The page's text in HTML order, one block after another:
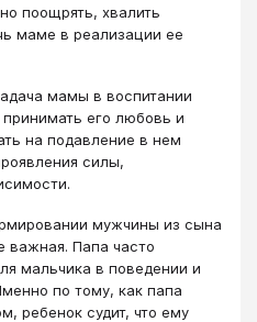
поощрять, хвалить
маме в реализации ее
мамы в воспитании
его любовь и
на подавление в нем
силы,
мужчины из сына
важная. Папа часто
мальчика в поведении и
по тому, как папа
ребенок судит, что ему